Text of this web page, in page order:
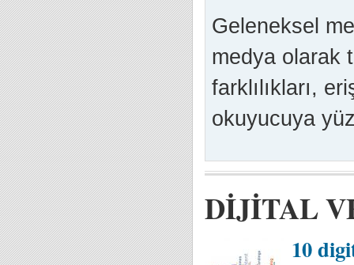
Geleneksel
medya olarak
farklılıkları,
okuyucuya
DİJİTAL
10